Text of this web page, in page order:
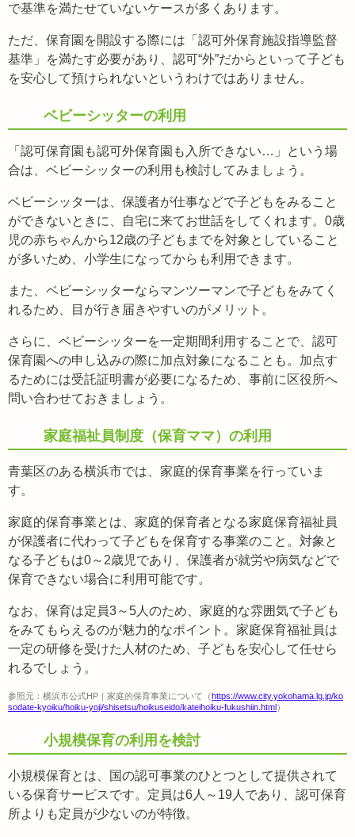
で基準を満たせていないケースが多くあります。
ただ、保育園を開設する際には「認可外保育施設指導監督
基準」を満たす必要があり、認可“外”だからといって子ども
を安心して預けられないというわけではありません。
ベビーシッターの利用
「認可保育園も認可外保育園も入所できない…」という場
合は、ベビーシッターの利用も検討してみましょう。
ベビーシッターは、保護者が仕事などで子どもをみること
ができないときに、自宅に来てお世話をしてくれます。0歳
児の赤ちゃんから12歳の子どもまでを対象としていること
が多いため、小学生になってからも利用できます。
また、ベビーシッターならマンツーマンで子どもをみてく
れるため、目が行き届きやすいのがメリット。
さらに、ベビーシッターを一定期間利用することで、認可
保育園への申し込みの際に加点対象になることも。加点す
るためには受託証明書が必要になるため、事前に区役所へ
問い合わせておきましょう。
家庭福祉員制度（保育ママ）の利用
青葉区のある横浜市では、家庭的保育事業を行っていま
す。
家庭的保育事業とは、家庭的保育者となる家庭保育福祉員
が保護者に代わって子どもを保育する事業のこと。対象と
なる子どもは0～2歳児であり、保護者が就労や病気などで
保育できない場合に利用可能です。
なお、保育は定員3～5人のため、家庭的な雰囲気で子ども
をみてもらえるのが魅力的なポイント。家庭保育福祉員は
一定の研修を受けた人材のため、子どもを安心して任せら
れるでしょう。
参照元：横浜市公式HP｜家庭的保育事業について（https://www.city.yokohama.lg.jp/ko
sodate-kyoiku/hoiku-yoji/shisetsu/hoikuseido/kateihoiku-fukushiin.html）
小規模保育の利用を検討
小規模保育とは、国の認可事業のひとつとして提供されて
いる保育サービスです。定員は6人～19人であり、認可保育
所よりも定員が少ないのが特徴。